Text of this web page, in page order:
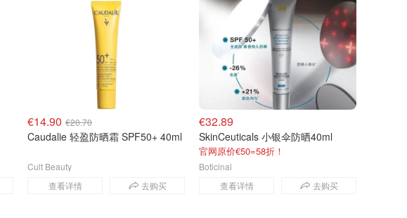
€14.90 €20.70
Caudalie 轻盈防晒霜 SPF50+ 40ml
查看详情 去购买
Cult Beauty
€32.89
SkinCeuticals 小银伞防晒40ml
官网原价€50=58折！
查看详情 去购买
Boticinal